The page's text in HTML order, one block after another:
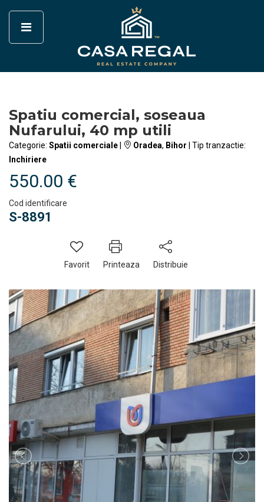
Spatiu comercial, soseaua
Nufarului, 40 mp utili
Categorie: Spatii comerciale Oradea, Bihor | Tip tranzactie:
Inchiriere
550.00 €
Cod identificare
S-8891
Favorit Printeaza Distribuie